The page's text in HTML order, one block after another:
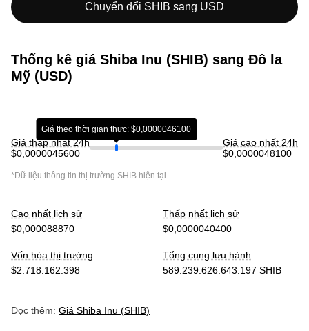
Chuyển đổi SHIB sang USD
Thống kê giá Shiba Inu (SHIB) sang Đô la
Mỹ (USD)
Giá thấp nhất 24h
$0,0000045600
Giá theo thời gian thực: $0,0000046100
Giá cao nhất 24h
$0,0000048100
*Dữ liệu thông tin thị trường SHIB hiện tại.
Cao nhất lịch sử
$0,000088870
Thấp nhất lịch sử
$0,0000040400
Vốn hóa thị trường
$2.718.162.398
Tổng cung lưu hành
589.239.626.643.197 SHIB
Đọc thêm: Giá Shiba Inu (SHIB)